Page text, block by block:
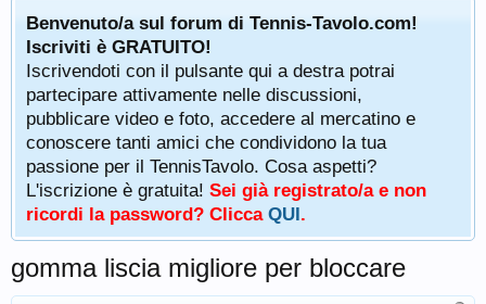
Benvenuto/a sul forum di Tennis-Tavolo.com!
Iscriviti è GRATUITO!
Iscrivendoti con il pulsante qui a destra potrai
partecipare attivamente nelle discussioni,
pubblicare video e foto, accedere al mercatino e
conoscere tanti amici che condividono la tua
passione per il TennisTavolo. Cosa aspetti?
L'iscrizione è gratuita! Sei già registrato/a e non
ricordi la password? Clicca QUI.
gomma liscia migliore per bloccare